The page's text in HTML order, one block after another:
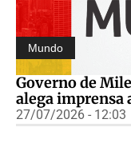
Mundo
Governo de
alega imprensa
27/07/2026 - 12:03